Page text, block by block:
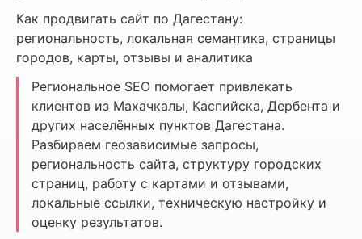
Как продвигать сайт по Дагестану:
региональность, локальная семантика, страницы
городов, карты, отзывы и аналитика
Региональное SEO помогает привлекать
клиентов из Махачкалы, Каспийска, Дербента и
других населённых пунктов Дагестана.
Разбираем геозависимые запросы,
региональность сайта, структуру городских
страниц, работу с картами и отзывами,
локальные ссылки, техническую настройку и
оценку результатов.